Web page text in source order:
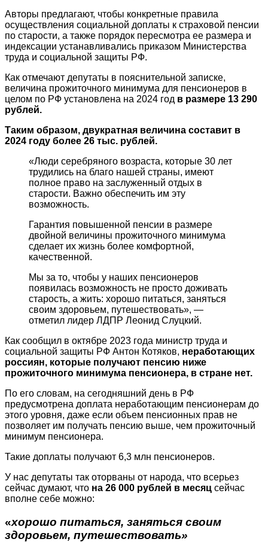
Авторы предлагают, чтобы конкретные правила
осуществления социальной доплаты к страховой пенсии
по старости, а также порядок пересмотра ее размера и
индексации устанавливались приказом Министерства
труда и социальной защиты РФ.
Как отмечают депутаты в пояснительной записке,
величина прожиточного минимума для пенсионеров в
целом по РФ установлена на 2024 год в размере 13 290
рублей.
Таким образом, двукратная величина составит в
2024 году более 26 тыс. рублей.
«Люди серебряного возраста, которые 30 лет
трудились на благо нашей страны, имеют
полное право на заслуженный отдых в
старости. Важно обеспечить им эту
возможность.
Гарантия повышенной пенсии в размере
двойной величины прожиточного минимума
сделает их жизнь более комфортной,
качественной.
Мы за то, чтобы у наших пенсионеров
появилась возможность не просто доживать
старость, а жить: хорошо питаться, заняться
своим здоровьем, путешествовать», —
отметил лидер ЛДПР Леонид Слуцкий.
Как сообщил в октябре 2023 года министр труда и
социальной защиты РФ Антон Котяков, неработающих
россиян, которые получают пенсию ниже
прожиточного минимума пенсионера, в стране нет.
По его словам, на сегодняшний день в РФ
предусмотрена доплата неработающим пенсионерам до
этого уровня, даже если объем пенсионных прав не
позволяет им получать пенсию выше, чем прожиточный
минимум пенсионера.
Такие доплаты получают 6,3 млн пенсионеров.
У нас депутаты так оторваны от народа, что всерьез
сейчас думают, что на 26 000 рублей в месяц сейчас
вполне себе можно:
«хорошо питаться, заняться своим
здоровьем, путешествовать»